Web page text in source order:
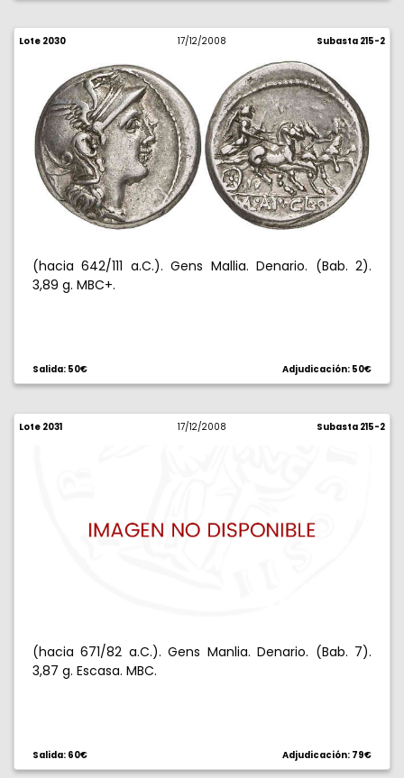
Lote 2030 17/12/2008 Subasta 215-2
(hacia 642/111 a.C.). Gens Mallia. Denario. (Bab. 2).
3,89 g. MBC+.
Salida: 50€ Adjudicación: 50€
Lote 2031 17/12/2008 Subasta 215-2
(hacia 671/82 a.C.). Gens Manlia. Denario. (Bab. 7).
3,87 g. Escasa. MBC.
Salida: 60€ Adjudicación: 79€